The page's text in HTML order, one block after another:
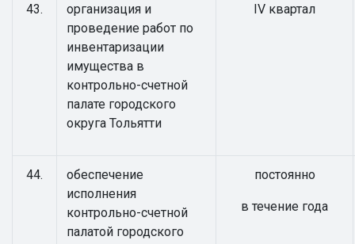
43.
организация и
проведение работ по
инвентаризации
имущества в
контрольно-счетной
палате городского
округа Тольятти
IV квартал
44.
обеспечение
исполнения
контрольно-счетной
палатой городского
постоянно
в течение года